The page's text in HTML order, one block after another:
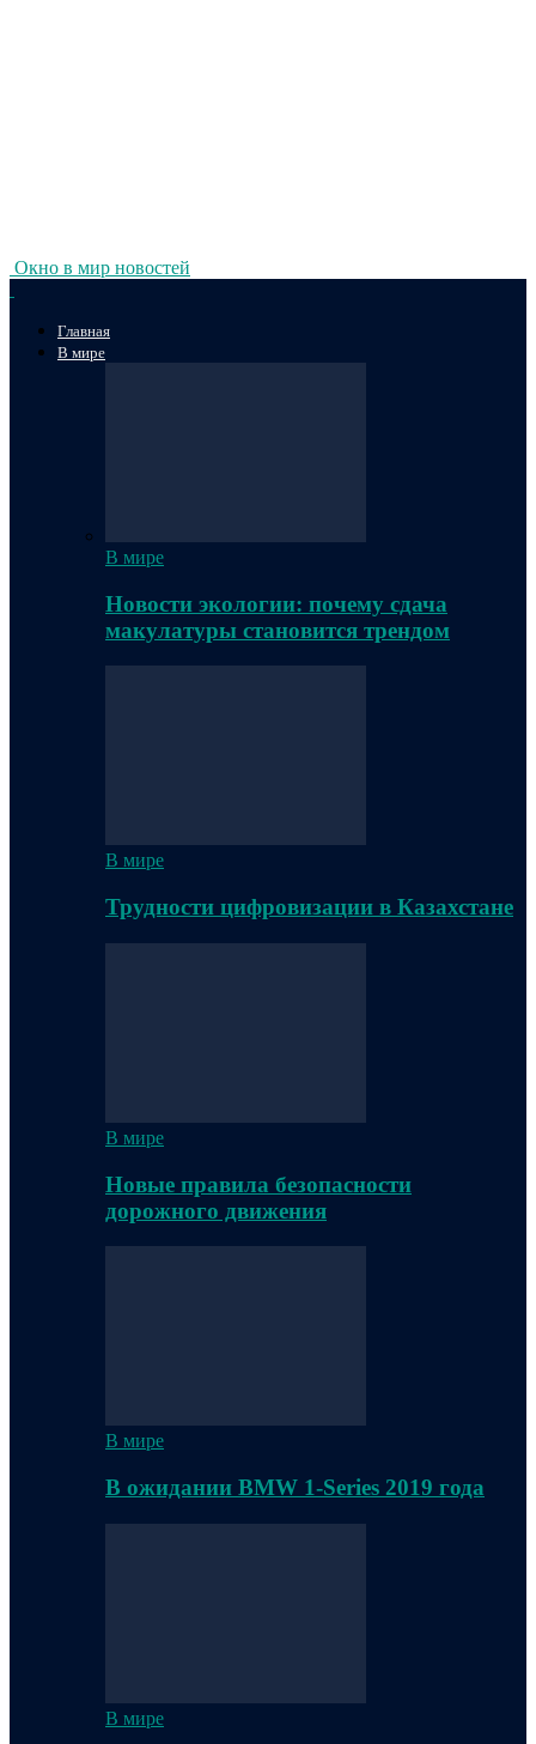
Окно в мир новостей
Главная
В мире
В мире
Новости экологии: почему сдача
макулатуры становится трендом
В мире
Трудности цифровизации в Казахстане
В мире
Новые правила безопасности
дорожного движения
В мире
В ожидании BMW 1-Series 2019 года
В мире